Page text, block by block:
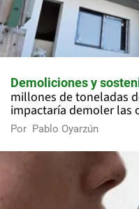
Demoliciones y
millones de toneladas
impactaría demoler las
Por Pablo Oyarzún